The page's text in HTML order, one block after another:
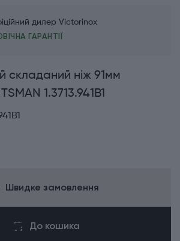
дилер Victorinox
ГАРАНТІЇ
складаний ніж 91мм
1.3713.941B1
Швидке замовлення
До кошика